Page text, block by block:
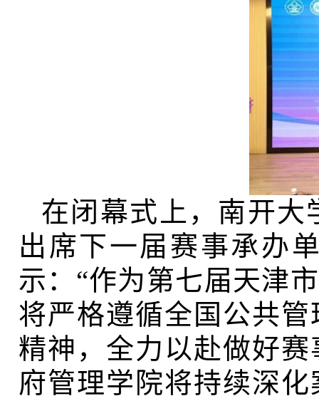
在闭幕式上，南开大
出席下一届赛事承办
示：“作为第七届天津
将严格遵循全国公共
精神，全力以赴做好
府管理学院将持续深